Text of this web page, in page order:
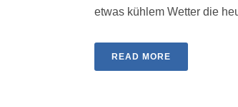
etwas kühlem Wetter die
READ MORE